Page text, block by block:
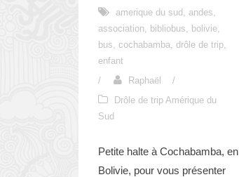
amerique du sud andes
association
bibliobus bolivie
bus cochabamba drôle de trip
enfant
/
Raphaël
/
Drôle de trip Amérique du
Sud
Petite halte à Cochabamba, en
Bolivie, pour vous présenter